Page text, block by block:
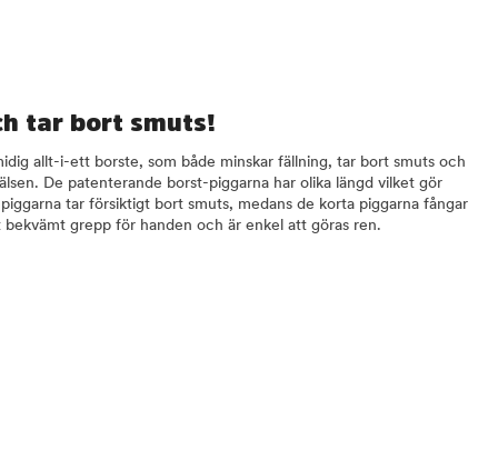
tar bort smuts!
allt-i-ett borste, som både minskar fällning, tar bort smuts och
De patenterande borst-piggarna har olika längd vilket gör
tar försiktigt bort smuts, medans de korta piggarna fångar
grepp för handen och är enkel att göras ren.